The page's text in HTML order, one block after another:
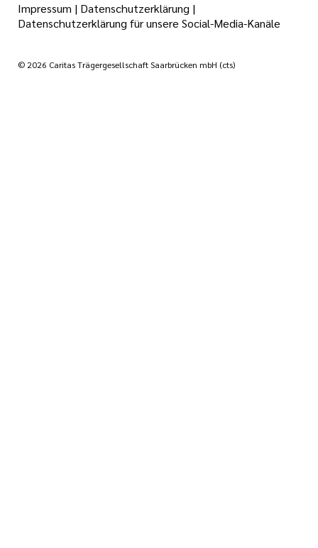
© 2026 Caritas Trägergesellschaft Saarbrücken mbH (cts)
Impressum | Datenschutzerklärung |
Datenschutzerklärung für unsere Social-Media-Kanäle